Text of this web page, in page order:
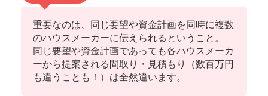
重要なのは、同じ要望や資金計画を同時に複数
のハウスメーカーに伝えられるということ。
同じ要望や資金計画であっても各ハウスメーカ
ーから提案される間取り・見積もり（数百万円
も違うことも！）は全然違います。